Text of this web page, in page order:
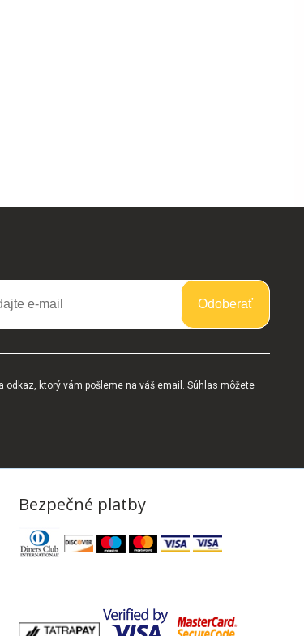
Odoberať
ktorý vám pošleme na váš email. Súhlas môžete
Bezpečné platby